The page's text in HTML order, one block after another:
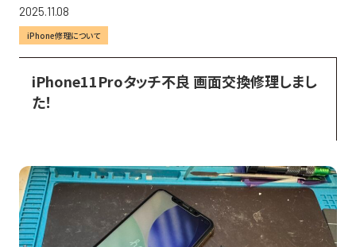
2025.11.08
iPhone修理について
iPhone11Proタッチ不良 画面交換修理しまし
た！